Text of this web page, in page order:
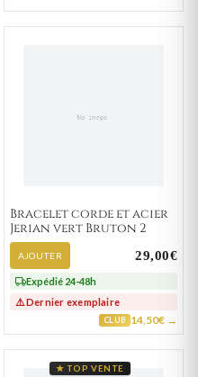
Bracelet corde et acier
Jerian vert Bruton 2
AJOUTER 29,00€
Expédié 24-48h
⚠️ Dernier exemplaire
CLUB 14,50€ →
★ TOP VENTE